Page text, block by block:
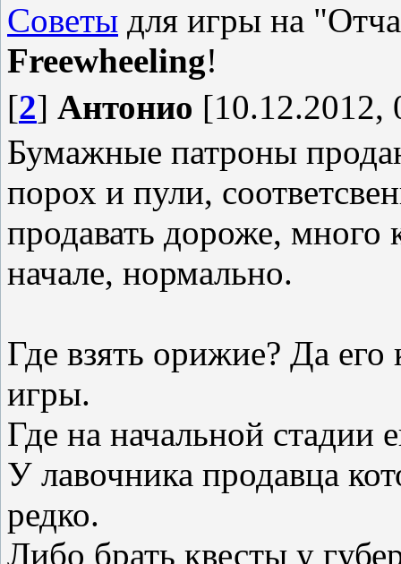
Советы для игры на
Freewheeling!
[2] Антонио [10.12.2012,
Бумажные патроны
порох и пули,
продавать дороже, много
начале, нормально.
Где взять орижие? Да его
игры.
Где на начальной стадии
У лавочника продавца
редко.
Либо брать квесты у